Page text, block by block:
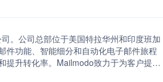
。公司总部位于美国特拉华州和印度班加
件功能、智能细分和自动化电子邮件旅程
提升转化率。Mailmodo致力于为客户提供